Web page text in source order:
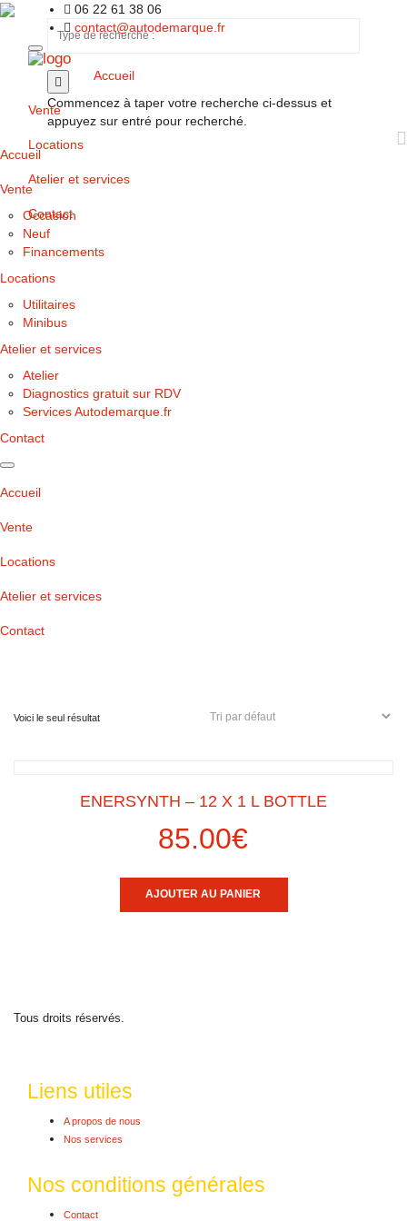
Commencez à taper votre recherche ci-dessus et
appuyez sur entré pour recherché.
Accueil
Vente
Occasion
Neuf
Financements
Locations
Utilitaires
Minibus
Atelier et services
Atelier
Diagnostics gratuit sur RDV
Services Autodemarque.fr
Contact
Accueil
Vente
Locations
Atelier et services
Contact
06 22 61 38 06
contact@autodemarque.fr
Accueil
Vente
Locations
Atelier et services
Contact
Voici le seul résultat
ENERSYNTH – 12 X 1 L BOTTLE
85.00€
AJOUTER AU PANIER
Tous droits réservés.
Liens utiles
A propos de nous
Nos services
Nos conditions générales
Contact